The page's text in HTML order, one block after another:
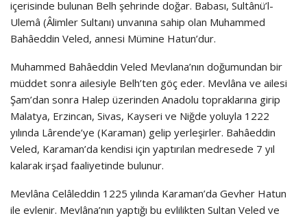
içerisinde bulunan Belh şehrinde doğar. Babası, Sultânü’l-
Ulemâ (Âlimler Sultanı) unvanına sahip olan Muhammed
Bahâeddin Veled, annesi Mümine Hatun’dur.
Muhammed Bahâeddin Veled Mevlana’nın doğumundan bir
müddet sonra ailesiyle Belh’ten göç eder. Mevlâna ve ailesi
Şam’dan sonra Halep üzerinden Anadolu topraklarına girip
Malatya, Erzincan, Sivas, Kayseri ve Niğde yoluyla 1222
yılında Lârende’ye (Karaman) gelip yerleşirler. Bahâeddin
Veled, Karaman’da kendisi için yaptırılan medresede 7 yıl
kalarak irşad faaliyetinde bulunur.
Mevlâna Celâleddin 1225 yılında Karaman’da Gevher Hatun
ile evlenir. Mevlâna’nın yaptığı bu evlilikten Sultan Veled ve